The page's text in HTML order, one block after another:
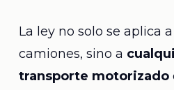
La ley no solo se aplica
camiones, sino a
transporte motorizado